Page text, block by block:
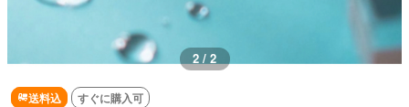
1 / 2
送料込 すぐに購入可